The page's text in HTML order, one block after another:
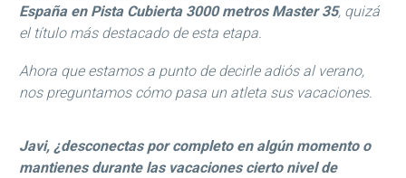
España en Pista Cubierta 3000 metros Master 35, quizá
el título más destacado de esta etapa.
Ahora que estamos a punto de decirle adiós al verano,
nos preguntamos cómo pasa un atleta sus vacaciones.
Javi, ¿desconectas por completo en algún momento o
mantienes durante las vacaciones cierto nivel de